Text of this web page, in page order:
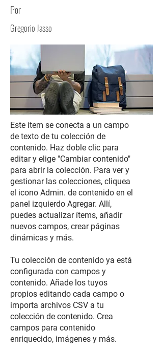
Por
Gregorio Jasso
Este ítem se conecta a un campo
de texto de tu colección de
contenido. Haz doble clic para
editar y elige "Cambiar contenido"
para abrir la colección. Para ver y
gestionar las colecciones, cliquea
el icono Admin. de contenido en el
panel izquierdo Agregar. Allí,
puedes actualizar ítems, añadir
nuevos campos, crear páginas
dinámicas y más.
Tu colección de contenido ya está
configurada con campos y
contenido. Añade los tuyos
propios editando cada campo o
importa archivos CSV a tu
colección de contenido. Crea
campos para contenido
enriquecido, imágenes y más.